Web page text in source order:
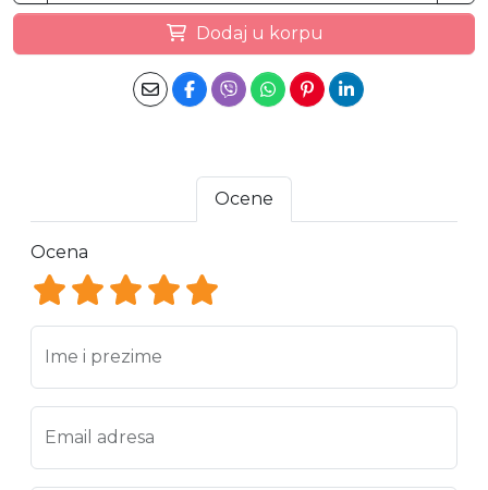
Dodaj u korpu
Ocene
Ocena
Ocena 5
Ocena 4
Ocena 3
Ocena 2
Ocena 1
Ime i prezime
Email adresa